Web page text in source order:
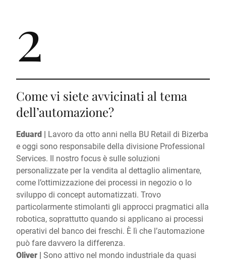
2
Come vi siete avvicinati al tema
dell’automazione?
Eduard | Lavoro da otto anni nella BU Retail di Bizerba
e oggi sono responsabile della divisione Professional
Services. Il nostro focus è sulle soluzioni
personalizzate per la vendita al dettaglio alimentare,
come l’ottimizzazione dei processi in negozio o lo
sviluppo di concept automatizzati. Trovo
particolarmente stimolanti gli approcci pragmatici alla
robotica, soprattutto quando si applicano ai processi
operativi del banco dei freschi. È lì che l’automazione
può fare davvero la differenza.
Oliver | Sono attivo nel mondo industriale da quasi